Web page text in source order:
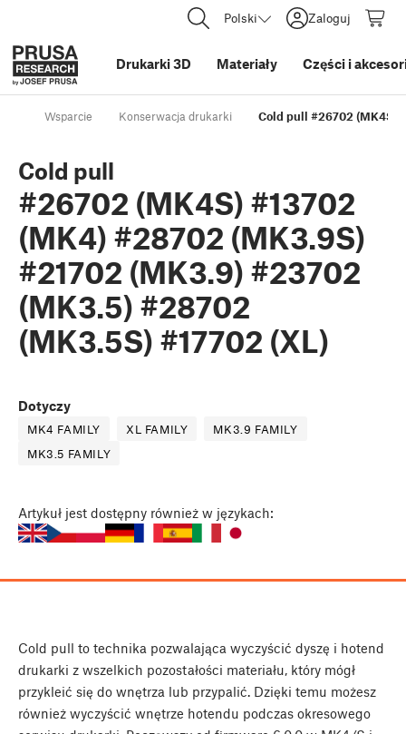
Polski Zaloguj
Drukarki 3D Materiały Części i
Wsparcie Konserwacja drukarki Cold pull #26702 (MK4S)
Cold pull
#26702 (MK4S) #13702
(MK4) #28702 (MK3.9S)
#21702 (MK3.9) #23702
(MK3.5) #28702
(MK3.5S) #17702 (XL)
Dotyczy
MK4 FAMILY XL FAMILY
MK3.9 FAMILY
MK3.5 FAMILY
Artykuł jest dostępny również w językach:
Cold pull to technika pozwalająca wyczyścić dyszę i hotend
drukarki z wszelkich pozostałości materiału, który mógł
przykleić się do wnętrza lub przypalić. Dzięki temu możesz
również wyczyścić wnętrze hotendu podczas okresowego